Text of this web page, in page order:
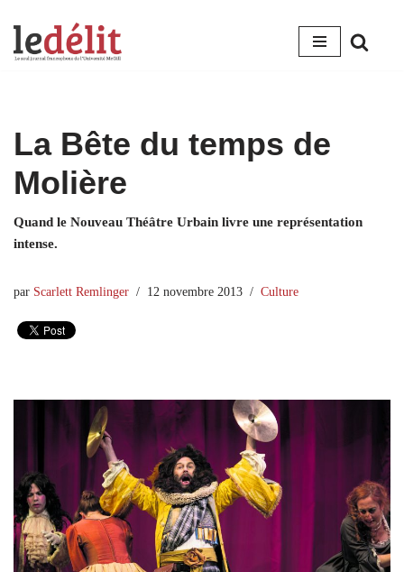
Aller
La Bête du temps de
Molière
Quand le Nouveau Théâtre Urbain livre une représentation
intense.
par Scarlett Remlinger 12 novembre 2013 Culture